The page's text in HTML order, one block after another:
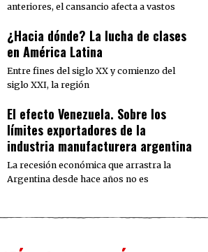
anteriores, el cansancio afecta a vastos
¿Hacia dónde? La lucha de clases
en América Latina
Entre fines del siglo XX y comienzo del
siglo XXI, la región
El efecto Venezuela. Sobre los
límites exportadores de la
industria manufacturera argentina
La recesión económica que arrastra la
Argentina desde hace años no es